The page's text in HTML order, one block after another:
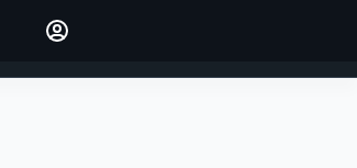
INICIAR SESIÓN